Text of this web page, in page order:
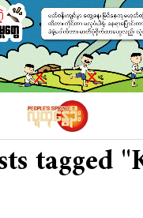
tagged